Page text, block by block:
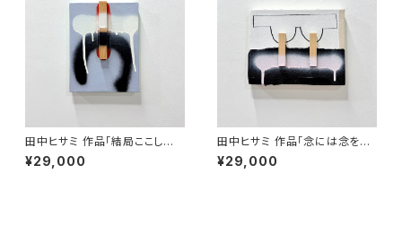
田中ヒサミ 作品「結局ここしか
ないのかもしれない」
¥29,000
田中ヒサミ 作品「念には念を入
れて 」
¥29,000